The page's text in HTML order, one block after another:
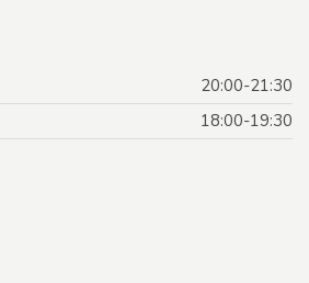
20:00-21:30
18:00-19:30